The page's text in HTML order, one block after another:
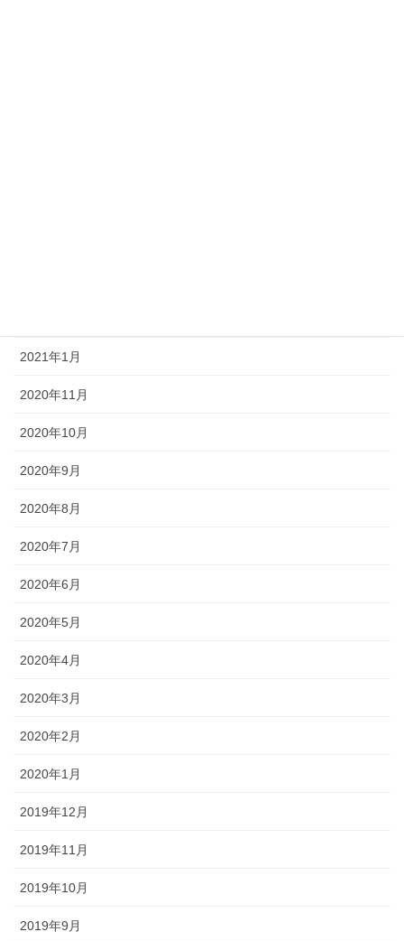
2021年1月
2020年11月
2020年10月
2020年9月
2020年8月
2020年7月
2020年6月
2020年5月
2020年4月
2020年3月
2020年2月
2020年1月
2019年12月
2019年11月
2019年10月
2019年9月